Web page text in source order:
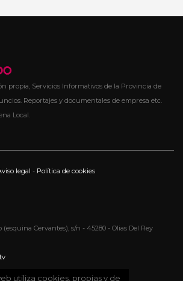
propia, Servicios Informativos de la Provincia de
Reportajes y documentales de empresa etc.
Local.
legal - Política de cookies
Cervantes), s/n - 45280 - Olias Del Rey
utiliza cookies, propias y de